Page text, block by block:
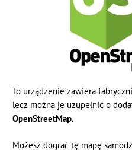
To urządzenie zawiera
lecz można je uzupełnić o
OpenStreetMap.
Możesz dograć tę mapę